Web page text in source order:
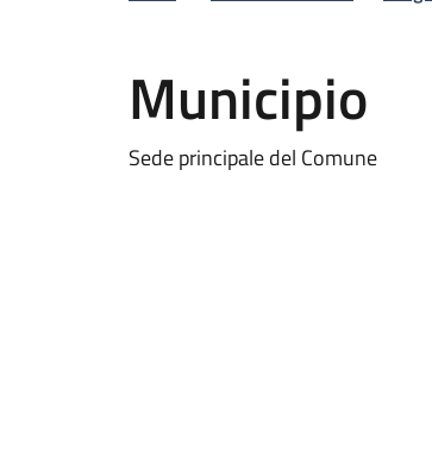
Municipio
Sede principale del Comune